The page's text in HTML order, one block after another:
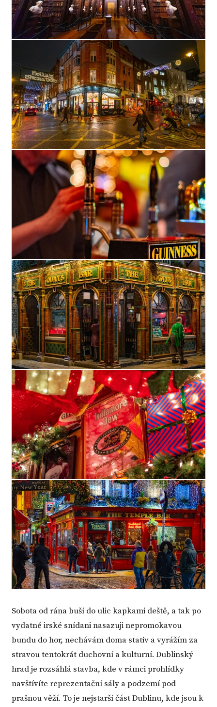
Sobota od rána buší do ulic kapkami deště, a tak po
vydatné irské snídani nasazuji nepromokavou
bundu do hor, nechávám doma stativ a vyrážím za
stravou tentokrát duchovní a kulturní. Dublinský
hrad je rozsáhlá stavba, kde v rámci prohlídky
navštívíte reprezentační sály a podzemí pod
prašnou věží. To je nejstarší část Dublinu, kde jsou k